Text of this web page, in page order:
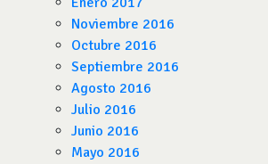
Noviembre 2016
Octubre 2016
Septiembre 2016
Agosto 2016
Julio 2016
Junio 2016
Mayo 2016